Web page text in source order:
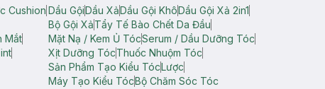
Cushion
Mắt
Dầu GộiDầu XảDầu Gội KhôDầu Gội Xả 2in1
Bộ Gội XảTẩy Tế Bào Chết Da Đầu
Mặt Nạ / Kem Ủ TócSerum / Dầu Dưỡng Tóc
Xịt Dưỡng TócThuốc Nhuộm Tóc
Sản Phẩm Tạo Kiểu TócLược
Máy Tạo Kiểu TócBộ Chăm Sóc Tóc